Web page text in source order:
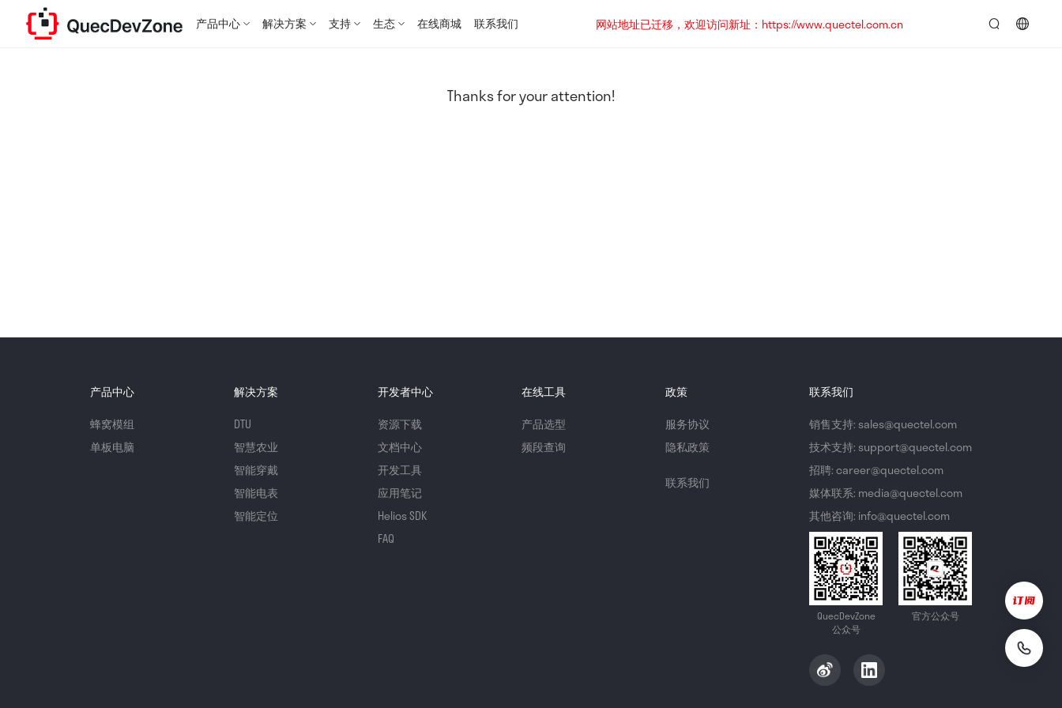
产品中心 解决方案 支持 生态 在线商城 联系我们
网站地址已迁移，欢迎访问新址：https://www.quectel.com.cn
Thanks for your attention!
产品中心
蜂窝模组
单板电脑
解决方案
DTU
智慧农业
智能穿戴
智能电表
智能定位
开发者中心
资源下载
文档中心
开发工具
应用笔记
Helios SDK
FAQ
在线工具
产品选型
频段查询
政策
服务协议
隐私政策
联系我们
联系我们
销售支持: sales@quectel.com
技术支持: support@quectel.com
招聘: career@quectel.com
媒体联系: media@quectel.com
其他咨询: info@quectel.com
QuecDevZone
公众号
官方公众号